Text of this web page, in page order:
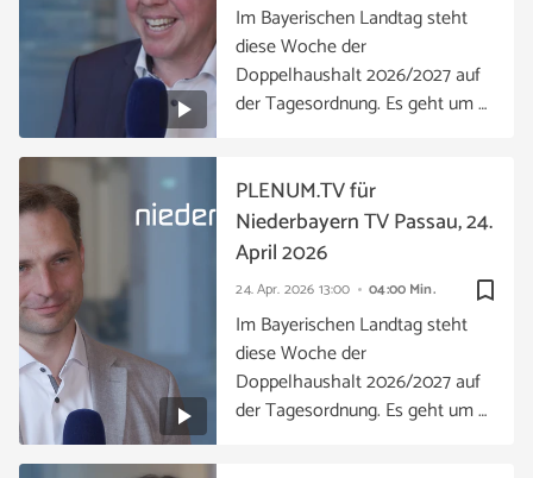
Im Bayerischen Landtag steht
diese Woche der
Doppelhaushalt 2026/2027 auf
der Tagesordnung. Es geht um …
bookmark_border
24. Apr. 2026 13:00 04:00 Min.
PLENUM.TV für
Niederbayern TV Passau, 24.
April 2026
Im Bayerischen Landtag steht
diese Woche der
Doppelhaushalt 2026/2027 auf
der Tagesordnung. Es geht um …